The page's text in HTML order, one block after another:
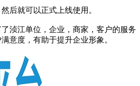
后就可以正式上线使用。
浈江单位，企业，商家，客户的服务
意度，有助于提升企业形象。